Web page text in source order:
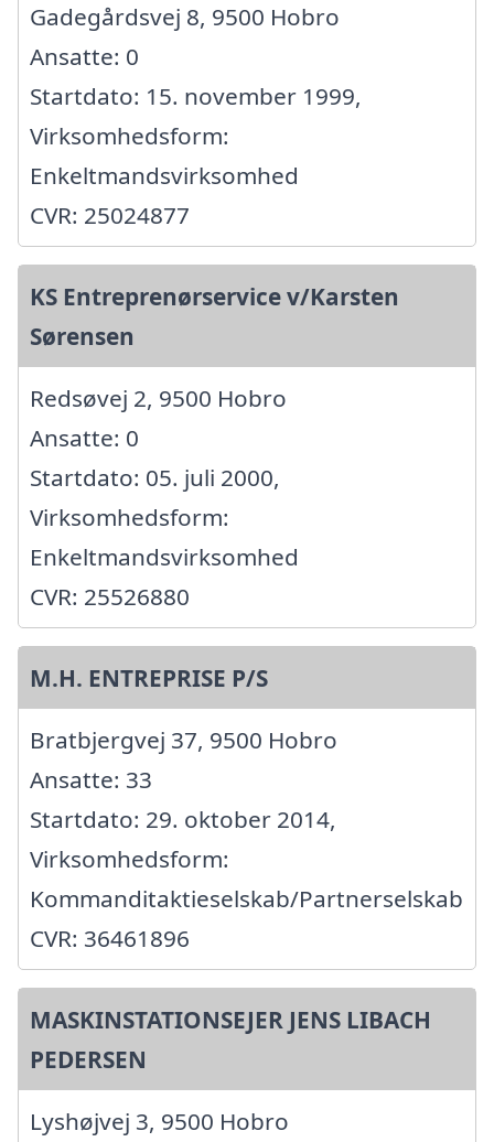
Gadegårdsvej 8, 9500 Hobro
Ansatte: 0
Startdato: 15. november 1999,
Virksomhedsform:
Enkeltmandsvirksomhed
CVR: 25024877
KS Entreprenørservice v/Karsten
Sørensen
Redsøvej 2, 9500 Hobro
Ansatte: 0
Startdato: 05. juli 2000,
Virksomhedsform:
Enkeltmandsvirksomhed
CVR: 25526880
M.H. ENTREPRISE P/S
Bratbjergvej 37, 9500 Hobro
Ansatte: 33
Startdato: 29. oktober 2014,
Virksomhedsform:
Kommanditaktieselskab/Partnerselskab
CVR: 36461896
MASKINSTATIONSEJER JENS LIBACH
PEDERSEN
Lyshøjvej 3, 9500 Hobro